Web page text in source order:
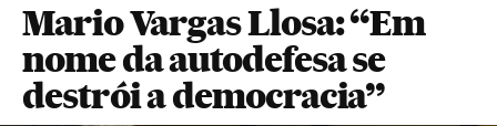
Mario Vargas Llosa: “Em
nome da autodefesa se
destrói a democracia”